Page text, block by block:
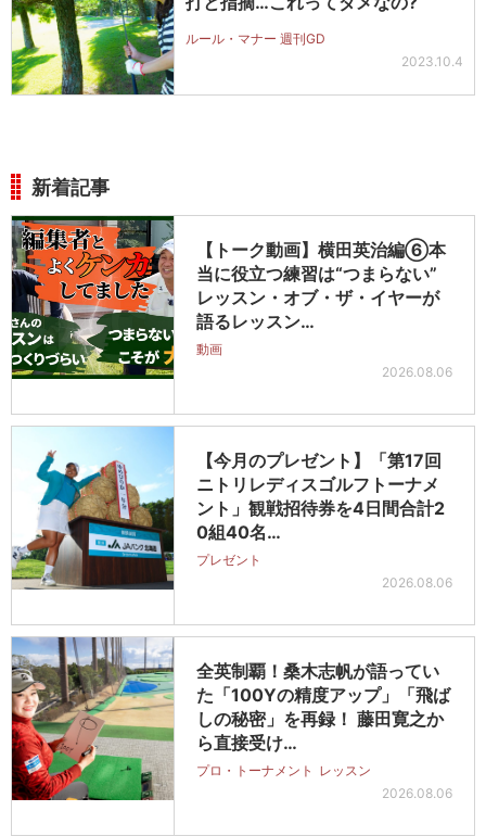
ルール・マナー 週刊GD
2023.10.4
新着記事
【トーク動画】横田英治編⑥本
当に役立つ練習は“つまらない”
レッスン・オブ・ザ・イヤーが
語るレッスン…
動画
2026.08.06
【今月のプレゼント】「第17回
ニトリレディスゴルフトーナメ
ント」観戦招待券を4日間合計2
0組40名…
プレゼント
2026.08.06
全英制覇！桑木志帆が語ってい
た「100Yの精度アップ」「飛ば
しの秘密」を再録！ 藤田寛之か
ら直接受け…
プロ・トーナメント レッスン
2026.08.06